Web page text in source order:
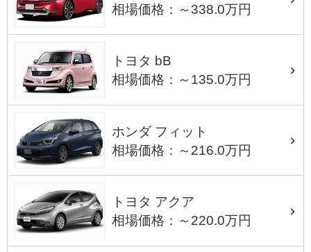
相場価格：～338.0万円
トヨタ bB
相場価格：～135.0万円
ホンダ フィット
相場価格：～216.0万円
トヨタ アクア
相場価格：～220.0万円